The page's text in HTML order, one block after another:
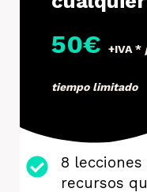
50€ +IVA*
tiempo limitado
8
recursos